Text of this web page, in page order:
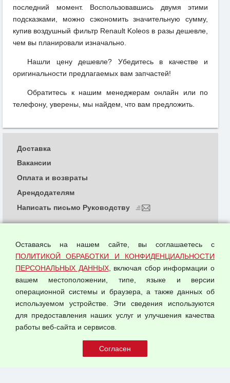
последний момент. Воспользовавшись двумя этими
подсказками, можно сэкономить значительную сумму,
купив воздушный фильтр Renault Koleos в разы дешевле,
чем вы планировали изначально.
Нашли цену дешевле? Убедитесь в качестве и
оригинальности предлагаемых вам запчастей!
Обратитесь к нашим менеджерам онлайн или по
телефону, уверены, мы найдем, что вам предложить.
© 2026 ООО "Феникс"
Политика обработки и конфиденциальности
персональных данных
Согласием на обработку персональных данных
Оферта оптовой купли-продажи
Публичная оферта
Доставка
Вакансии
Оплата и возвраты
Арендодателям
Написать письмо Руководству
Оставаясь на нашем сайте, вы соглашаетесь с
ПОЛИТИКОЙ ОБРАБОТКИ И КОНФИДЕНЦИАЛЬНОСТИ
ПЕРСОНАЛЬНЫХ ДАННЫХ, включая сбор информации о
вашем местоположении, типе, языке и версии
операционной системы и браузера, а также данных об
используемом устройстве. Эти сведения используются
для предоставления наших услуг и улучшения качества
работы веб-сайта и сервисов.